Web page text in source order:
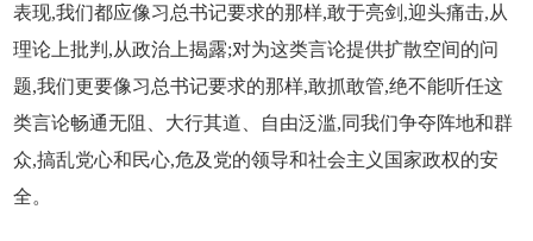
表现,我们都应像习总书记要求的那样,敢于亮剑,迎头痛击,从
理论上批判,从政治上揭露;对为这类言论提供扩散空间的问
题,我们更要像习总书记要求的那样,敢抓敢管,绝不能听任这
类言论畅通无阻、大行其道、自由泛滥,同我们争夺阵地和群
众,搞乱党心和民心,危及党的领导和社会主义国家政权的安
全。